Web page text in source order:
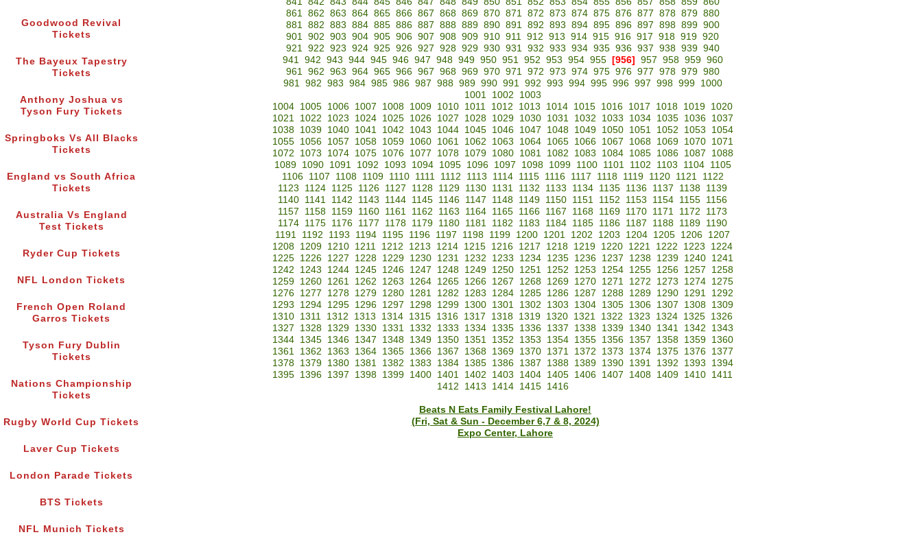
Goodwood Revival
Tickets
The Bayeux Tapestry
Tickets
Anthony Joshua vs
Tyson Fury Tickets
Springboks Vs All Blacks
Tickets
England vs South Africa
Tickets
Australia Vs England
Test Tickets
Ryder Cup Tickets
NFL London Tickets
French Open Roland
Garros Tickets
Tyson Fury Dublin
Tickets
Nations Championship
Tickets
Rugby World Cup Tickets
Laver Cup Tickets
London Parade Tickets
BTS Tickets
NFL Munich Tickets
861 862 863 864 865 866 867 868 869 870 871 872 873 874 875 876 877 878 879 880
881 882 883 884 885 886 887 888 889 890 891 892 893 894 895 896 897 898 899 900
901 902 903 904 905 906 907 908 909 910 911 912 913 914 915 916 917 918 919 920
921 922 923 924 925 926 927 928 929 930 931 932 933 934 935 936 937 938 939 940
941 942 943 944 945 946 947 948 949 950 951 952 953 954 955 [956] 957 958 959 960
961 962 963 964 965 966 967 968 969 970 971 972 973 974 975 976 977 978 979 980
981 982 983 984 985 986 987 988 989 990 991 992 993 994 995 996 997 998 999
1000
1001
1002
1003
1004 1005 1006 1007 1008 1009 1010 1011 1012 1013 1014 1015 1016 1017 1018 1019 1020
1021
1022 1023 1024 1025 1026 1027 1028 1029 1030 1031 1032 1033 1034 1035 1036
1037
1038
1039 1040 1041 1042 1043 1044 1045 1046 1047 1048 1049 1050 1051 1052 1053
1054
1055
1056 1057 1058 1059 1060 1061 1062 1063 1064 1065 1066 1067 1068 1069 1070
1071
1072
1073 1074 1075 1076 1077 1078 1079 1080 1081 1082 1083 1084 1085 1086 1087
1088
1089
1090 1091 1092 1093 1094 1095 1096 1097 1098 1099 1100 1101 1102 1103 1104
1105
1106
1107 1108 1109 1110 1111 1112 1113 1114 1115 1116 1117 1118 1119 1120 1121
1122
1123
1124 1125 1126 1127 1128 1129 1130 1131 1132 1133 1134 1135 1136 1137 1138 1139
1140 1141 1142 1143 1144 1145 1146 1147 1148 1149 1150 1151 1152 1153 1154 1155 1156
1157
1158 1159 1160 1161 1162 1163 1164 1165 1166 1167 1168 1169 1170 1171 1172
1173
1174 1175 1176 1177 1178 1179 1180 1181 1182 1183 1184 1185 1186 1187 1188 1189 1190
1191 1192 1193 1194 1195 1196 1197 1198 1199 1200 1201 1202 1203 1204 1205 1206 1207
1208 1209 1210 1211 1212 1213 1214 1215 1216 1217 1218 1219 1220 1221 1222 1223
1224
1225
1226 1227 1228 1229 1230 1231 1232 1233 1234 1235 1236 1237 1238 1239 1240
1241
1242
1243 1244 1245 1246 1247 1248 1249 1250 1251 1252 1253 1254 1255 1256 1257
1258
1259
1260 1261 1262 1263 1264 1265 1266 1267 1268 1269 1270 1271 1272 1273 1274
1275
1276
1277 1278 1279 1280 1281 1282 1283 1284 1285 1286 1287 1288 1289 1290 1291
1292
1293
1294 1295 1296 1297 1298 1299 1300 1301 1302 1303 1304 1305 1306 1307 1308
1309
1310 1311 1312 1313 1314 1315 1316 1317 1318 1319 1320 1321 1322 1323 1324 1325 1326
1327
1328 1329 1330 1331 1332 1333 1334 1335 1336 1337 1338 1339 1340 1341 1342
1343
1344
1345 1346 1347 1348 1349 1350 1351 1352 1353 1354 1355 1356 1357 1358 1359
1360
1361
1362 1363 1364 1365 1366 1367 1368 1369 1370 1371 1372 1373 1374 1375 1376
1377
1378
1379 1380 1381 1382 1383 1384 1385 1386 1387 1388 1389 1390 1391 1392 1393
1394
1395 1396 1397 1398 1399 1400 1401 1402 1403 1404 1405 1406 1407 1408 1409 1410 1411
1412
1413 1414 1415 1416
Beats N Eats Family Festival Lahore!
(Fri, Sat & Sun - December 6,7 & 8, 2024)
Expo Center, Lahore